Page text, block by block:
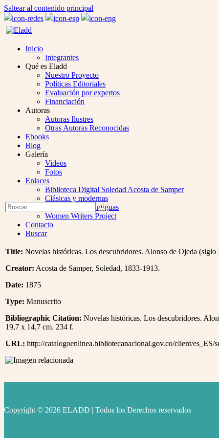
Saltear al contenido principal
Inicio
Integrantes
Qué es Eladd
Nuestro Proyecto
Políticas Editoriales
Evaluación por expertos
Financiación
Autoras
Autoras Ilustres
Otras Autoras Reconocidas
Ebooks
Blog
Galería
Videos
Fotos
Enlaces
Biblioteca Digital Soledad Acosta de Samper
Clásicas y modernas
Colección Las Antiguas
Women Writers Project
Contacto
Buscar
Open
Mobile
Menu
Buscar
Enviar
Title: Novelas históricas. Los descubridores. Alonso de Ojeda
Creator: Acosta de Samper, Soledad, 1833-1913.
Date: 1875
Type: Manuscrito
Bibliographic Citation: Novelas históricas. Los descubridores.
19,7 x 14,7 cm. 234 f.
URL: http://catalogoenlinea.bibliotecanacional.gov.co/client/es_ES/
Copyright © 2026 ELADD | Todos los Derechos reservados